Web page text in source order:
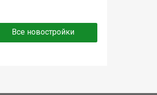
Все новостройки